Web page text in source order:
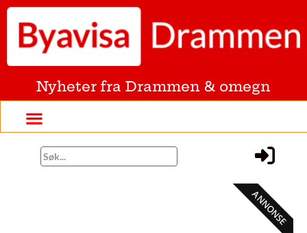
Nyheter fra Drammen & omegn
ANNONSE